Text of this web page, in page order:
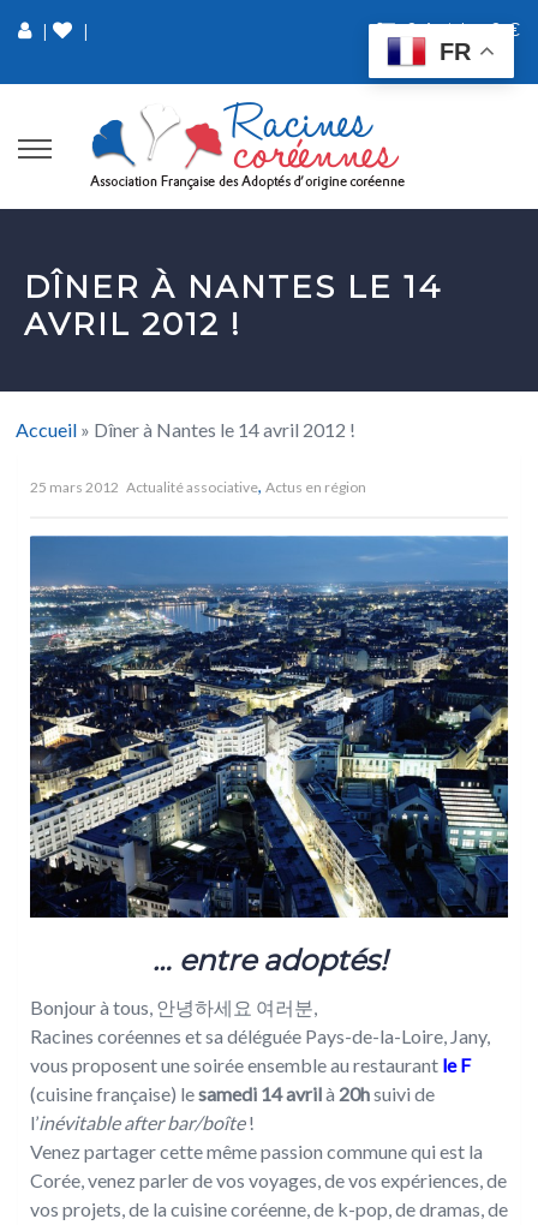
| 0 Article 0 €
|
DÎNER À NANTES LE 14
AVRIL 2012 !
Accueil » Dîner à Nantes le 14 avril 2012 !
25 mars 2012 Actualité associative, Actus en région
… entre adoptés!
Bonjour à tous, 안녕하세요 여러분,
Racines coréennes et sa déléguée Pays-de-la-Loire, Jany,
vous proposent une soirée ensemble au restaurant le F
(cuisine française) lesamedi 14 avrilà 20hsuivi de
l’inévitable after bar/boîte!
Venez partager cette même passion commune qui est la
Corée, venez parler de vos voyages, de vos expériences, de
vos projets, de la cuisine coréenne, de k-pop, de dramas, de
FR